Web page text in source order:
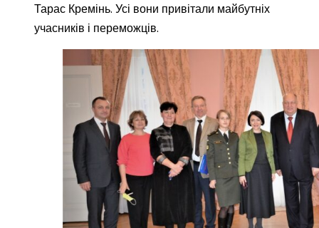
Тарас Кремінь. Усі вони привітали майбутніх
учасників і переможців.